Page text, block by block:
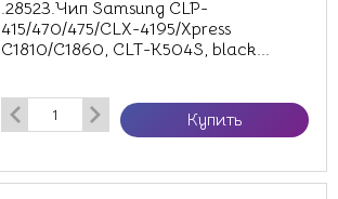
.28523.Чип Samsung CLP-
415/470/475/CLX-4195/Xpress
C1810/C1860, CLT-K504S, black...
Купить